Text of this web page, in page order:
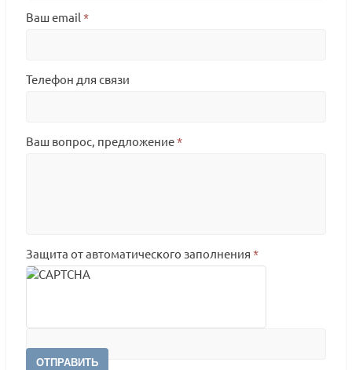
Ваш email *
Телефон для связи
Ваш вопрос, предложение*
Защита от автоматического заполнения *
ОТПРАВИТЬ